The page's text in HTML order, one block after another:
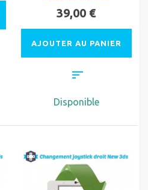
39,00 €
AJOUTER AU PANIER
Disponible